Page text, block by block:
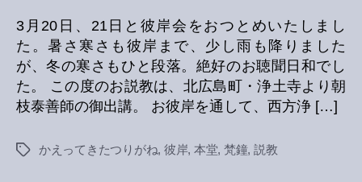
3月20日、21日と彼岸会をおつとめいたしまし
た。暑さ寒さも彼岸まで、少し雨も降りました
が、冬の寒さもひと段落。絶好のお聴聞日和でし
た。 この度のお説教は、北広島町・浄土寺より朝
枝泰善師の御出講。 お彼岸を通して、西方浄 […]
Tags かえってきたつりがね, 彼岸, 本堂, 梵鐘, 説教